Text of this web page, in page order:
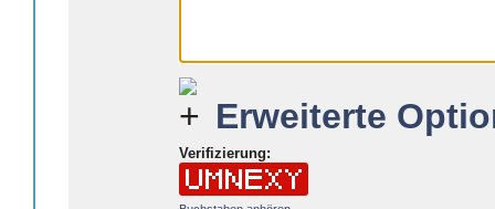
Erweiterte
Verifizierung: